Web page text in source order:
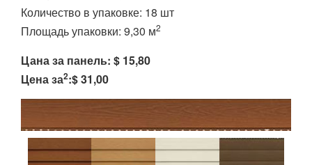
Количество в упаковке: 18 шт
Площадь упаковки: 9,30 м2
Цана за панель: $ 15,80
Цена за2:$ 31,00